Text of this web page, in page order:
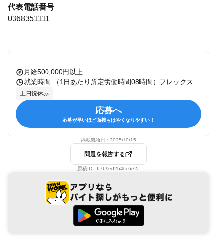
代表電話番号
0368351111
月給500,000円以上
土日祝休み
応募へ
応募が早いほど面接もはやくなりやすい！
掲載開始日： 2025/10/15
問題を報告する
原稿ID： ff769ed2b40c6e2a